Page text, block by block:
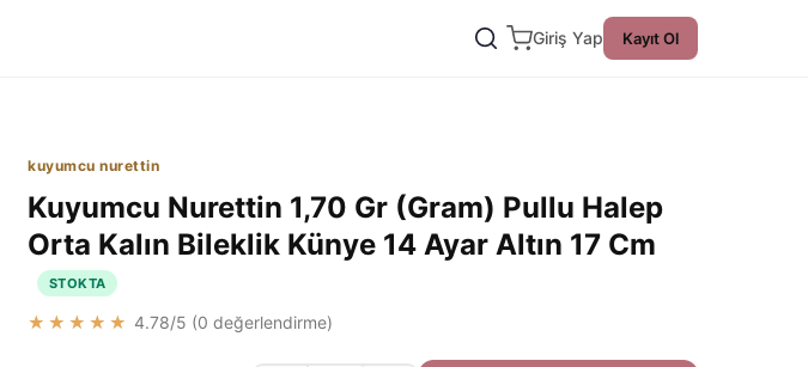
Giriş Yap Kayıt Ol
kuyumcu nurettin
Kuyumcu Nurettin 1,70 Gr (Gram) Pullu Halep
Orta Kalın Bileklik Künye 14 Ayar Altın 17 Cm
STOKTA
★★★★★ 4.78/5 (0 değerlendirme)